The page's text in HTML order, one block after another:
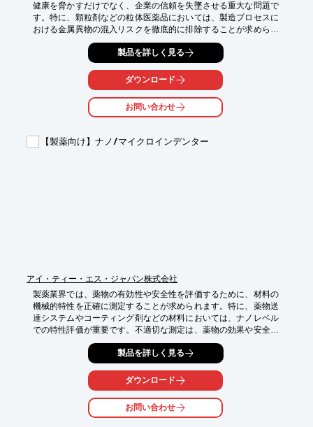
健康を脅かすだけでなく、企業の信頼を失墜させる重大な問題で
す。特に、顆粒剤などの粒体医薬品においては、製造プロセスに
おける金属異物の混入リスクを徹底的に排除することが求められ
ます。当社の金属検出機 粒体用は、この課題に応えるために開発
【活用シーン】
・顆粒剤、粉末剤の製造ラインにおける異物検査
・非磁性金属の検出
・患者様の安全性の確保
製品を詳しく見る
ダウンロード
お問い合わせ
【製薬向け】ナノ/マイクロインデンター
アイ・ティー・エス・ジャパン株式会社
製薬業界では、薬物の有効性や安全性を評価するために、材料の
機械的特性を正確に測定することが求められます。特に、薬物送
達システムやコーティング剤などの材料においては、ナノレベル
での特性評価が重要です。不適切な測定は、薬物の効果や安全性
の誤った評価につながる可能性があります。ナノビア社のナノ/マ
イクロインデンターは、幅広い材料のマイクロからナノメカニカ
ル特性を正確に測定し、薬物開発における材料評価をサポートし
【活用シーン】
・薬物送達システムの評価
製品を詳しく見る
ダウンロード
お問い合わせ